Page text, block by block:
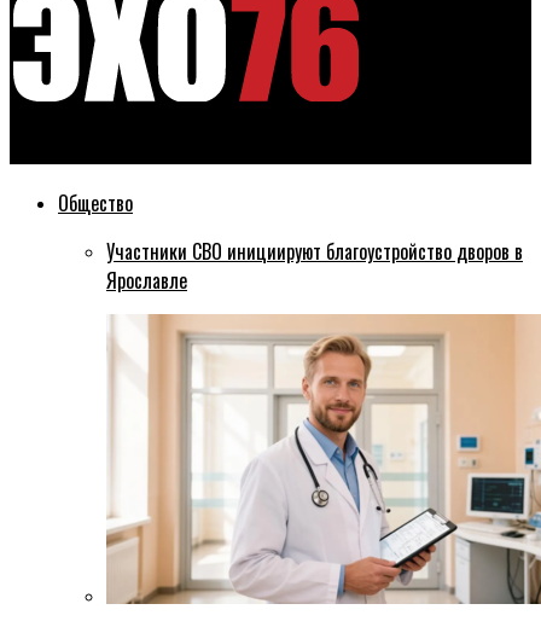
Общество
Участники СВО инициируют благоустройство дворов в
Ярославле